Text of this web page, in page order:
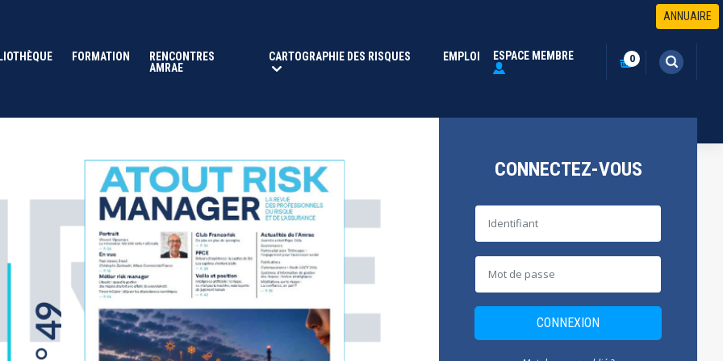
FORMATION
RENCONTRES
AMRAE
CARTOGRAPHIE DES RISQUES (CURRENT)
EMPLOI ESPACE MEMBRE 0
ANNUAIRE
CONNECTEZ-VOUS
CONNEXION